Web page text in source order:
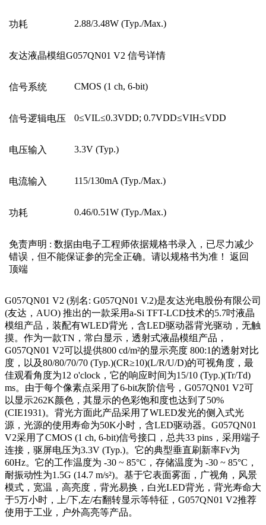
功耗 2.88/3.48W (Typ./Max.)
友达液晶模组G057QN01 V2 信号详情
信号系统 CMOS (1 ch, 6-bit)
信号逻辑电压 0≤VIL≤0.3VDD; 0.7VDD≤VIH≤VDD
电压输入 3.3V (Typ.)
电流输入 115/130mA (Typ./Max.)
功耗 0.46/0.51W (Typ./Max.)
免责声明 : 数据由电子工程师依据规格书录入，已尽力减少
错误，但不能保证参的完全正确。请以规格书为准！ 返回
顶端
G057QN01 V2 (别名: G057QN01 V.2)是友达光电股份有限公司
(友达，AUO) 推出的一款采用a-Si TFT-LCD技术的5.7吋液晶
模组产品，装配有WLED背光，含LED驱动器背光驱动，无触
摸。作为一款TN，常白显示，透射式液晶模组产品，
G057QN01 V2可以提供800 cd/m²的显示亮度 800:1的透射对比
度，以及80/80/70/70 (Typ.)(CR≥10)(L/R/U/D)的可视角度，最
佳观看角度为12 o'clock，它的响应时间为15/10 (Typ.)(Tr/Td)
ms。由于每个像素点采用了6-bit灰阶信号，G057QN01 V2可
以显示262K颜色，其显示的色彩饱和度也达到了50%
(CIE1931)。背光方面此产品采用了WLED发光的侧入式光
源，光源的使用寿命为50K小时，含LED驱动器。G057QN01
V2采用了CMOS (1 ch, 6-bit)信号接口，总共33 pins，采用端子
连接，驱屏电压为3.3V (Typ.)。它的典型垂直刷新率Fv为
60Hz。它的工作温度为 -30 ~ 85°C，存储温度为 -30 ~ 85°C，
耐振动性为1.5G (14.7 m/s²)。基于它表面雾面，广视角，风景
模式，宽温，高亮度，背光易换，白光LED背光，背光寿命大
于5万小时，上/下,左/右翻转显示等特征，G057QN01 V2推荐
使用于工业，户外高亮等产品。